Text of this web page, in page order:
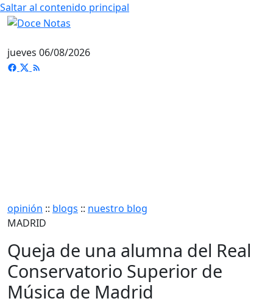
Saltar al contenido principal
jueves 06/08/2026
opinión :: blogs :: nuestro blog
MADRID
Queja de una alumna del Real
Conservatorio Superior de
Música de Madrid